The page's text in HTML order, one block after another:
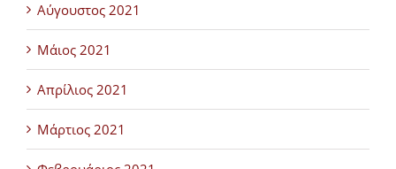
Αύγουστος 2021
Μάιος 2021
Απρίλιος 2021
Μάρτιος 2021